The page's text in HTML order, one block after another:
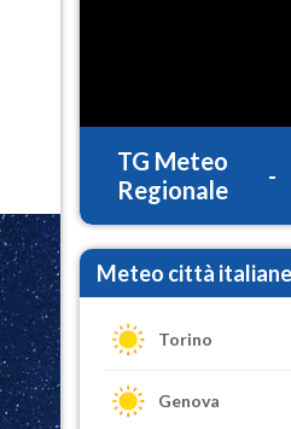
TG Meteo
Regionale
-
Meteo città italiane
Torino
Genova